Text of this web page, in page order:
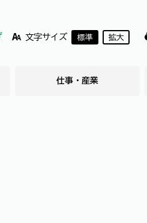
文字サイズ 標準 拡大
仕事・産業